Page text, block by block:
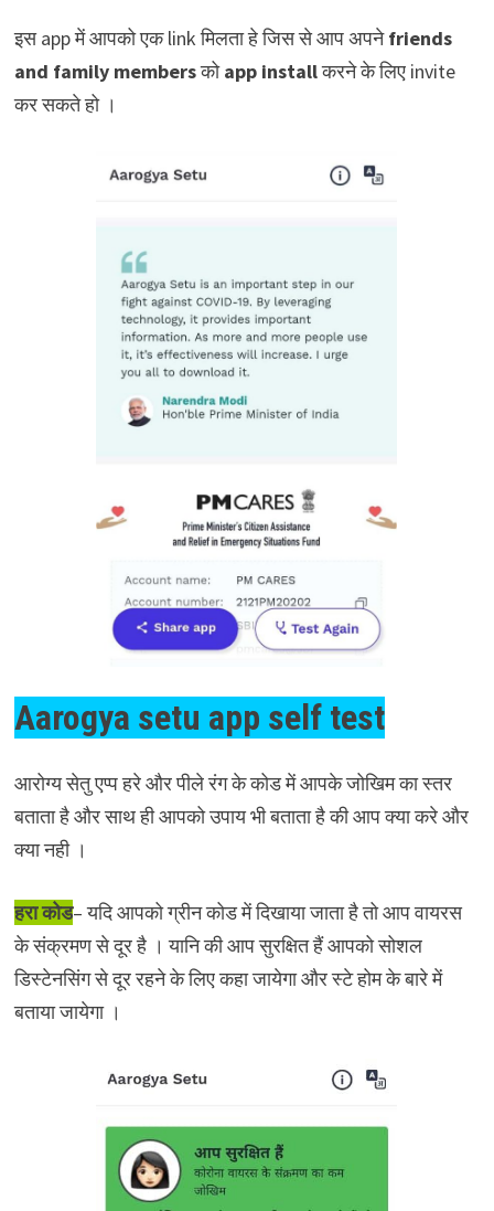
इस app में आपको एक link मिलता हे जिस से आप अपनेfriends
and family membersकोapp installकरने के लिए invite
कर सकते हो ।
Aarogya setu app self test
आरोग्य सेतु एप्प हरे और पीले रंग के कोड में आपके जोखिम का स्तर
बताता है और साथ ही आपको उपाय भी बताता है की आप क्या करे और
क्या नही ।
हरा कोड– यदि आपको ग्रीन कोड में दिखाया जाता है तो आप वायरस
के संक्रमण से दूर है । यानि की आप सुरक्षित हैं आपको सोशल
डिस्टेनसिंग से दूर रहने के लिए कहा जायेगा और स्टे होम के बारे में
बताया जायेगा ।